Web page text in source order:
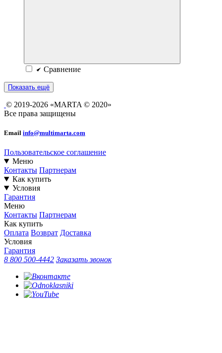
Сравнение
Показать ещё
© 2019-2026 «MARTA © 2020»
Все права защищены
Email info@multimarta.com
Пользовательское соглашение
Меню
Контакты Партнерам
Как купить
Условия
Гарантия
Меню
Контакты Партнерам
Как купить
Оплата Возврат Доставка
Условия
Гарантия
8 800 500-4442 Заказать звонок